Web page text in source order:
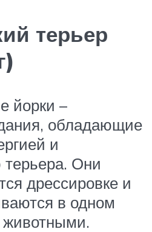
терьер
йорки –
обладающие
и
Они
дрессировке и
в одном